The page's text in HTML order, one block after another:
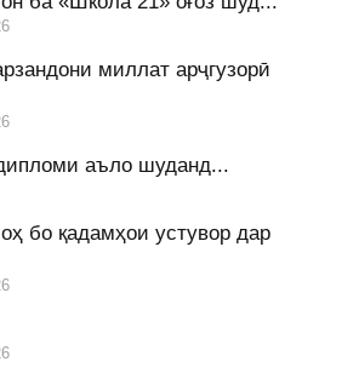
миллат арҷгузорӣ
аъло шуданд...
бо қадамҳои устувор дар